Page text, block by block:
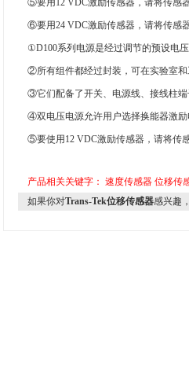
⑤要用12 VDC激励传感器，请将传感
⑥要用24 VDC激励传感器，请将传感
①D100系列电源是经过调节的预设电
②所有组件都经过封装，可在实验室
③它们配备了开关、电源线、接线柱
④双电压电源允许用户选择换能器激励
⑤要使用12 VDC激励传感器，请将传
产品相关关键字： 速度传感器 位移传
如果你对Trans-Tek位移传感器感兴趣